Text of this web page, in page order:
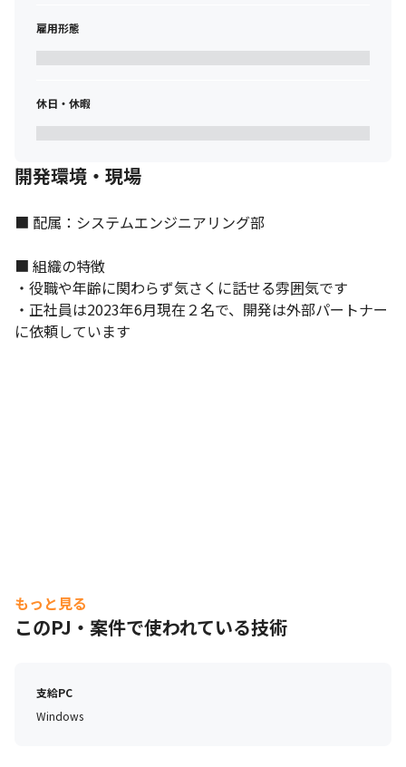
雇用形態
休日・休暇
開発環境・現場
■ 配属：システムエンジニアリング部
■ 組織の特徴
・役職や年齢に関わらず気さくに話せる雰囲気です
・正社員は2023年6月現在２名で、開発は外部パートナー
に依頼しています
もっと見る
このPJ・案件で使われている技術
支給PC
Windows